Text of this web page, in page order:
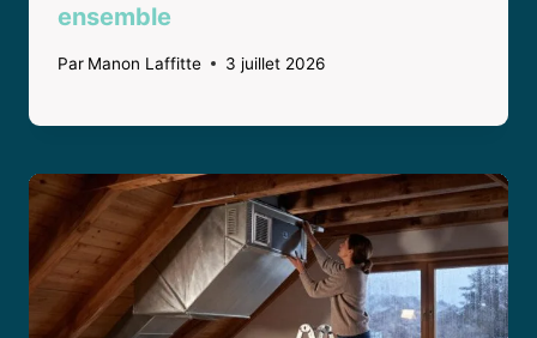
ensemble
Par Manon Laffitte 3 juillet 2026